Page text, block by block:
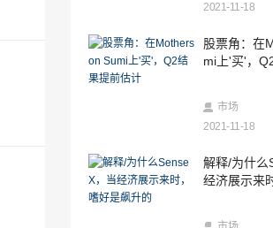
维持在Sun Pharma上的“买入
Rs515
SEBI发布债务ETF的规范，指
MSCI可能对斧头债务加载印
丰想法，Indiabulls HFC，其他
2021-11-18
股票角：在
mi上'买'，
市场
2021-11-18
解释/为什么
经济展示来